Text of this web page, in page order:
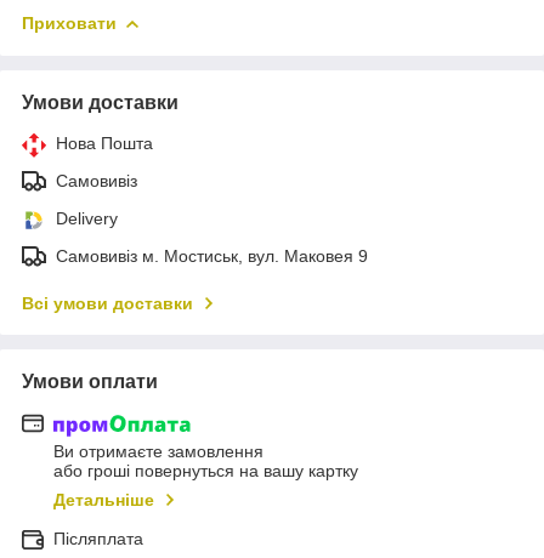
Приховати
Умови доставки
Нова Пошта
Самовивіз
Delivery
Самовивіз м. Мостиськ, вул. Маковея 9
Всі умови доставки
Умови оплати
Ви отримаєте замовлення
або гроші повернуться на вашу картку
Детальніше
Післяплата